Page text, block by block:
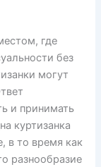
где
без
могут
и принимать
куртизанка
в то время как
разнообразие